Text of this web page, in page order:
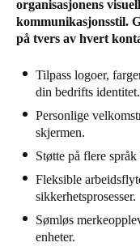
organisasjonens
kommunikasjonsstil.
på tvers av hvert
Tilpass logoer,
din bedrifts identitet.
Personlige
skjermen.
Støtte på flere
Fleksible
sikkerhetsprosesser.
Sømløs
enheter.